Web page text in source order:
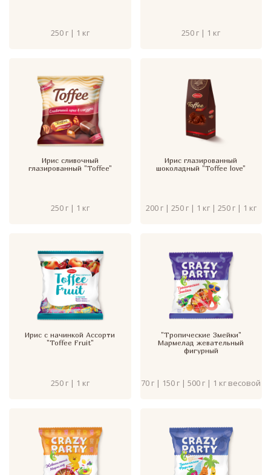
250 г | 1 кг 250 г | 1 кг
Ирис сливочный
глазированный "Toffee"
250 г | 1 кг
Ирис глазированный
шоколадный "Toffee love"
200 г | 250 г | 1 кг | 250 г | 1 кг
Ирис с начинкой Ассорти
"Toffee Fruit"
250 г | 1 кг
"Тропические Змейки"
Мармелад жевательный
фигурный
70 г | 150 г | 500 г | 1 кг весовой